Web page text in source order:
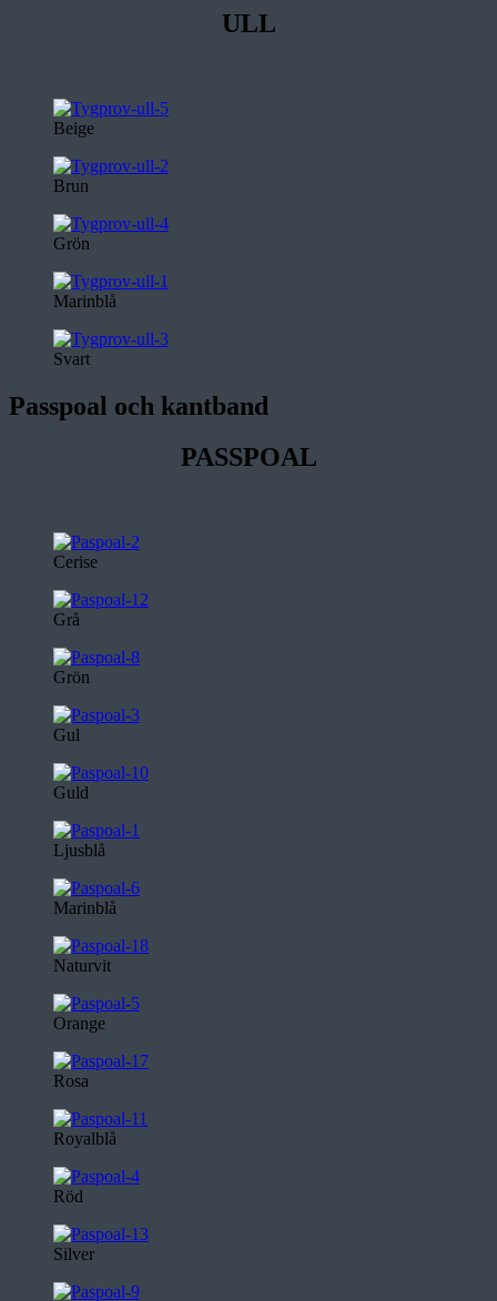
ULL
Beige
Brun
Grön
Marinblå
Svart
Passpoal och kantband
PASSPOAL
Cerise
Grå
Grön
Gul
Guld
Ljusblå
Marinblå
Naturvit
Orange
Rosa
Royalblå
Röd
Silver